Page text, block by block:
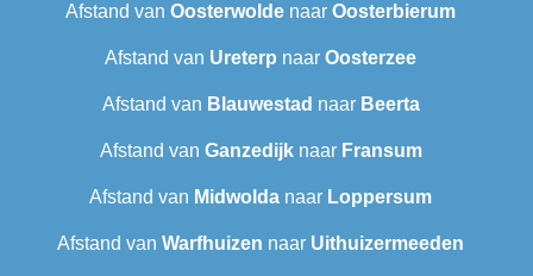
Afstand van Oosterwolde naar Oosterbierum
Afstand van Ureterp naar Oosterzee
Afstand van Blauwestad naar Beerta
Afstand van Ganzedijknaar Fransum
Afstand van Midwolda naar Loppersum
Afstand van Warfhuizen naar Uithuizermeeden